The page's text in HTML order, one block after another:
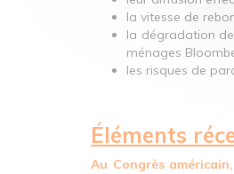
la vitesse de
la dégradation
ménages
les risques de
Éléments
Au Congrès